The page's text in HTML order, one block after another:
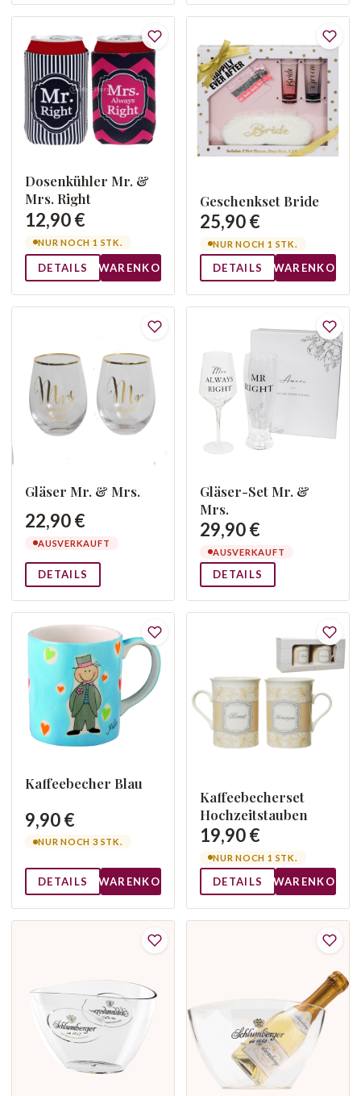
Dosenkühler Mr. &
Mrs. Right
12,90 €
NUR NOCH 1 STK.
DETAILS WARENKORB
Geschenkset Bride
25,90 €
NUR NOCH 1 STK.
DETAILS WARENKORB
Gläser Mr. & Mrs.
22,90 €
AUSVERKAUFT
DETAILS
Gläser-Set Mr. &
Mrs.
29,90 €
AUSVERKAUFT
DETAILS
Kaffeebecher Blau
9,90 €
NUR NOCH 3 STK.
DETAILS WARENKORB
Kaffeebecherset
Hochzeitstauben
19,90 €
NUR NOCH 1 STK.
DETAILS WARENKORB